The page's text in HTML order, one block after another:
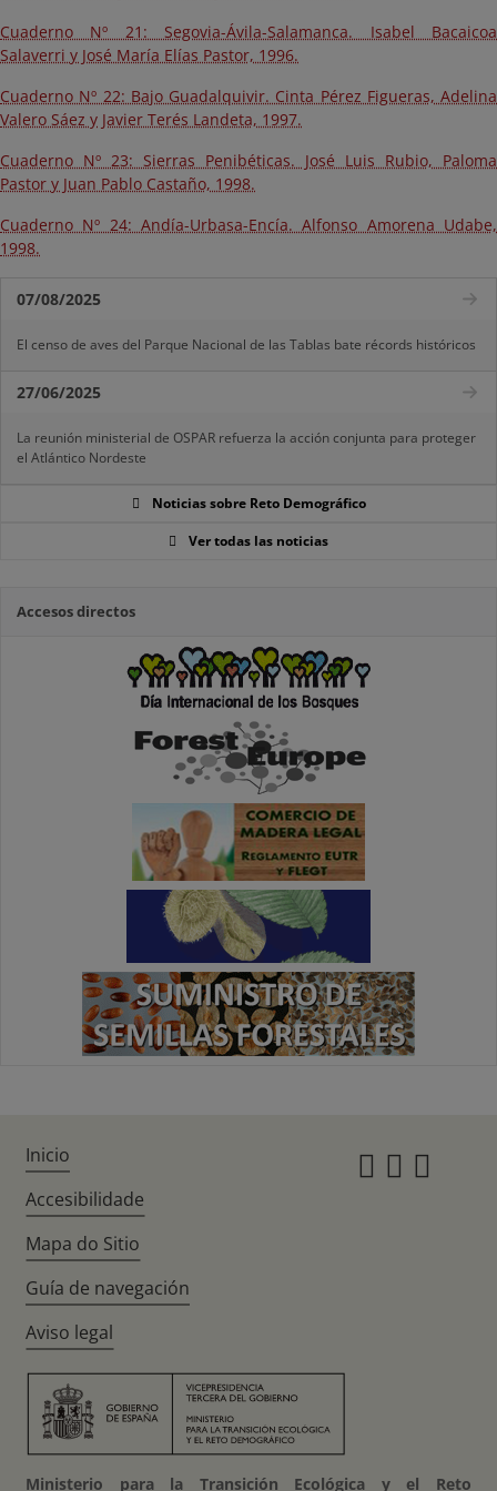
Cuaderno Nº 21: Segovia-Ávila-Salamanca. Isabel Bacaicoa
Salaverri y José María Elías Pastor, 1996.
Cuaderno Nº 22: Bajo Guadalquivir. Cinta Pérez Figueras, Adelina
Valero Sáez y Javier Terés Landeta, 1997.
Cuaderno Nº 23: Sierras Penibéticas. José Luis Rubio, Paloma
Pastor y Juan Pablo Castaño, 1998.
Cuaderno Nº 24: Andía-Urbasa-Encía. Alfonso Amorena Udabe,
1998.
07/08/2025
El censo de aves del Parque Nacional de las Tablas bate récords históricos
27/06/2025
La reunión ministerial de OSPAR refuerza la acción conjunta para proteger
el Atlántico Nordeste
Noticias sobre Reto Demográfico
Ver todas las noticias
Accesos directos
Inicio
Accesibilidade
Mapa do Sitio
Guía de navegación
Aviso legal
Ministerio para la Transición Ecológica y el Reto